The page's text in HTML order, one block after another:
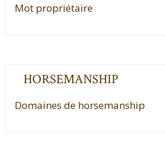
Mot propriétaire
HORSEMANSHIP
Domaines de horsemanship